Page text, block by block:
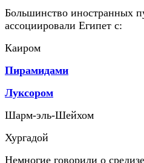
Большинство иностранных
ассоциировали Египет с:
Каиром
Пирамидами
Луксором
Шарм-эль-Шейхом
Хургадой
Немногие говорили о